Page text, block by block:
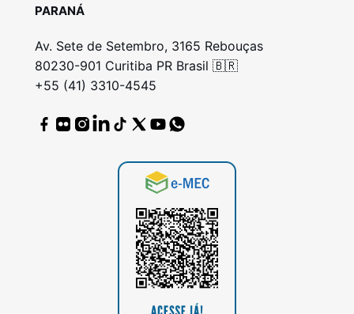
PARANÁ
Av. Sete de Setembro, 3165 Rebouças
80230-901 Curitiba PR Brasil 🇧🇷
+55 (41) 3310-4545